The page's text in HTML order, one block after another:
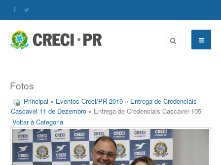
Fotos
Principal » Eventos Creci/PR 2019 » Entrega de Credenciais -
Cascavel 11 de Dezembro » Entrega de Credenciais Cascavel-105
Voltar à Categoria